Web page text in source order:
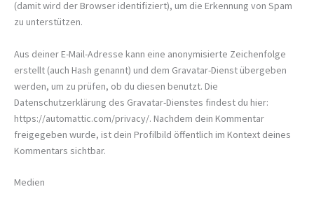
(damit wird der Browser identifiziert), um die Erkennung von Spam
zu unterstützen.
Aus deiner E-Mail-Adresse kann eine anonymisierte Zeichenfolge
erstellt (auch Hash genannt) und dem Gravatar-Dienst übergeben
werden, um zu prüfen, ob du diesen benutzt. Die
Datenschutzerklärung des Gravatar-Dienstes findest du hier:
https://automattic.com/privacy/. Nachdem dein Kommentar
freigegeben wurde, ist dein Profilbild öffentlich im Kontext deines
Kommentars sichtbar.
Medien